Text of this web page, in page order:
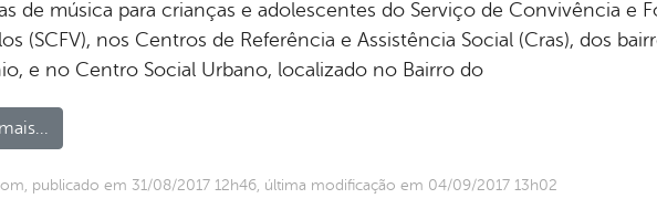
de música para crianças e adolescentes do Serviço de Convivência e
(SCFV), nos Centros de Referência e Assistência Social (Cras), dos
e no Centro Social Urbano, localizado no Bairro do
publicado em 31/08/2017 12h46, última modificação em 04/09/2017 13h02